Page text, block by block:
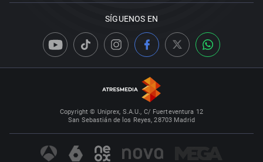
SÍGUENOS EN
Copyright © Uniprex, S.A.U., C/ Fuerteventura 12
San Sebastián de los Reyes, 28703 Madrid